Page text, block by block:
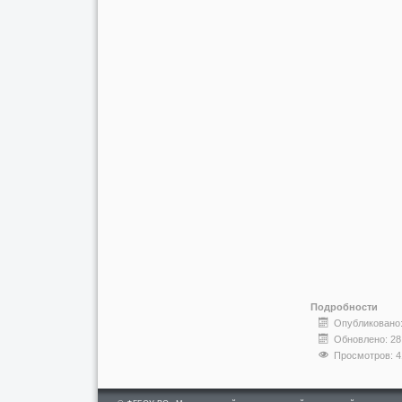
Подробности
Обновлено: 28
Просмотров: